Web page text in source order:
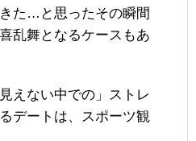
た…と思ったその瞬間
乱舞となるケースもあ
えない中での」ストレ
デートは、スポーツ観